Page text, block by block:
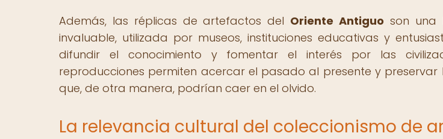
Además, las réplicas de artefactos del Oriente Antiguo son una
invaluable, utilizada por museos, instituciones educativas y
difundir el conocimiento y fomentar el interés por las
reproducciones permiten acercar el pasado al presente y
que, de otra manera, podrían caer en el olvido.
La relevancia cultural del coleccionismo de